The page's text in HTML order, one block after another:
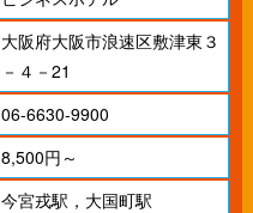
大阪府大阪市浪速区敷津東３
－４－21
06-6630-9900
8,500円～
今宮戎駅，大国町駅